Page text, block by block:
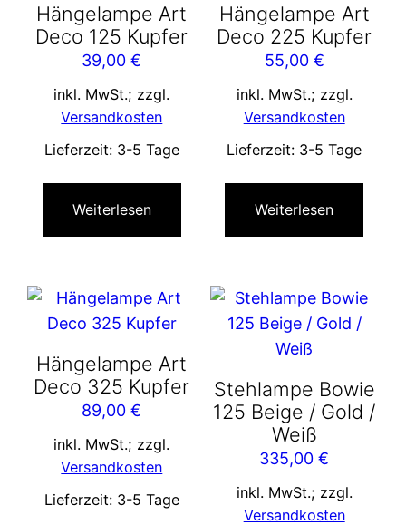
Hängelampe Art
Deco 125 Kupfer
39,00€
inkl. MwSt.; zzgl.
Versandkosten
Lieferzeit: 3-5 Tage
Weiterlesen
Hängelampe Art
Deco 225 Kupfer
55,00 €
inkl. MwSt.; zzgl.
Versandkosten
Lieferzeit: 3-5 Tage
Weiterlesen
Hängelampe Art
Deco 325 Kupfer
89,00€
inkl. MwSt.; zzgl.
Versandkosten
Lieferzeit: 3-5 Tage
Stehlampe Bowie
125 Beige / Gold /
Weiß
335,00€
inkl. MwSt.; zzgl.
Versandkosten